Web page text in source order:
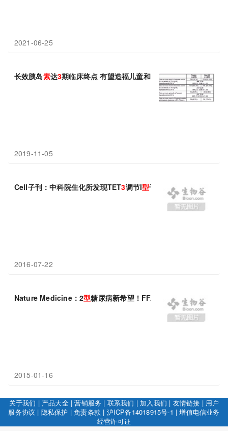
2021-06-25
长效胰岛素达3期临床终点 有望造福儿童和青少年1型糖尿病患者
2019-11-05
Cell子刊：中科院生化所发现TET3调节I型干扰 素合成的新机制
2016-07-22
Nature Medicine：2型糖尿病新希望！FFA2和FFA 3缺乏增加胰
2015-01-16
关于我们 | 产品大全|营销服务 | 联系我们 | 加入我们 | 友情链接 | 用户
服务协议 | 隐私保护 |免责条款 | 沪ICP备14018915号-1 |增值电信业务
经营许可证